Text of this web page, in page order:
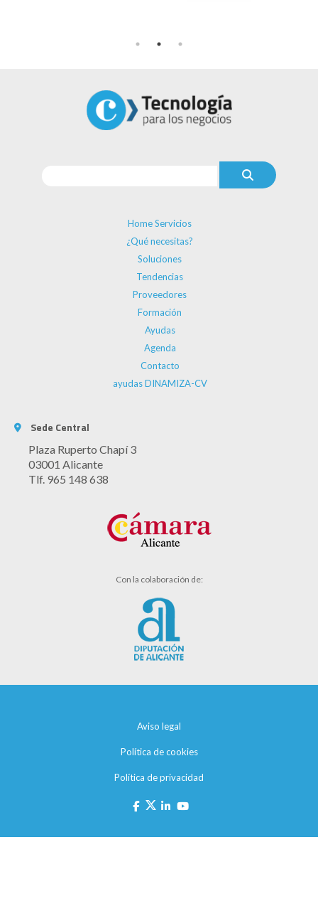
Home Servicios
¿Qué necesitas?
Soluciones
Tendencias
Proveedores
Formación
Ayudas
Agenda
Contacto
ayudas DINAMIZA-CV
Sede Central
Plaza Ruperto Chapí 3
03001 Alicante
Tlf. 965 148 638
Con la colaboración de:
Aviso legal
Política de cookies
Política de privacidad